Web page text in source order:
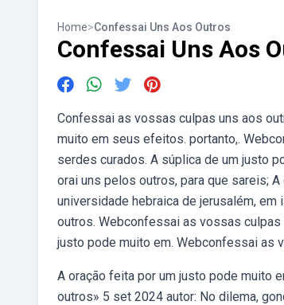
Home>Confessai Uns Aos Outros
Confessai Uns Aos
Confessai as vossas culpas uns aos
muito em seus efeitos. portanto,.
serdes curados. A súplica de um justo
orai uns pelos outros, para que sareis;
universidade hebraica de jerusalém,
outros. Webconfessai as vossas
justo pode muito em. Webconfessai as
A oração feita por um justo pode muito
outros» 5 set 2024 autor: No dilema,